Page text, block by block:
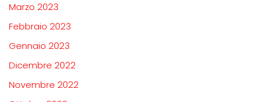
Marzo 2023
Febbraio 2023
Gennaio 2023
Dicembre 2022
Novembre 2022